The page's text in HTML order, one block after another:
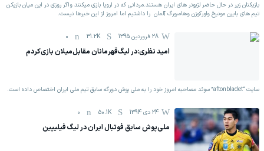
بازیکنان زیر در حال حاضر لژیونر های ایران هستند.مردانی که در اروپا بازی میکنند واگر روزی در این میان بازیکن
تیم های بایرن مونیخ ولورکوزن وهامبورگ آلمان را داشتیم اما امروز از این خبرها نیست.
28 فروردين 1395 31.2K
0
امید نظری:در لیگ‌قهرمانان مقابل‌میلان بازی‌کردم
سایت “aftonbladet” سوئد مصاحبه امروز خود را به ملی پوش دورگه سابق تیم ملی ایران اختصاص داده است.
24 دی 1394 50.1K
0
ملی‌پوش سابق فوتبال ایران در لیگ فیلیپین